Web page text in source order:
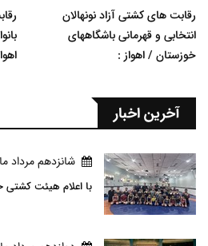
رقابت های کشتی آزاد نونهالان
انتخابی و قهرمانی باشگاههای
خوزستان / اهواز :
آخرین اخبار
شانزدهم مرداد ماه
با اعلام هیئت کشتی